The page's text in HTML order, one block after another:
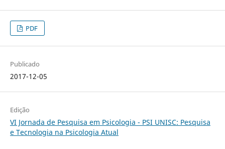
PDF
Publicado
2017-12-05
Edição
VI Jornada de Pesquisa em Psicologia - PSI UNISC: Pesquisa
e Tecnologia na Psicologia Atual